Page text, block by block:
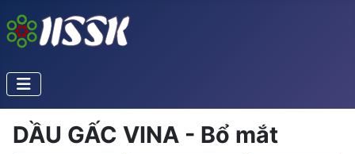
DẦU GẤC VINA - Bổ mắt